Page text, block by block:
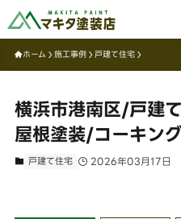
ホーム 施工事例 戸建て住宅
横浜市港南区/戸建
屋根塗装/コーキング
戸建て住宅 2026年03月17日